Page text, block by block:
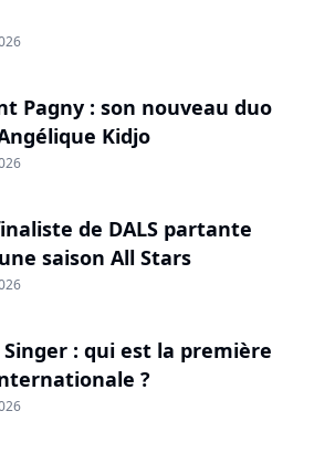
Pagny : son nouveau duo
Kidjo
de DALS partante
saison All Stars
Singer : qui est la première
?